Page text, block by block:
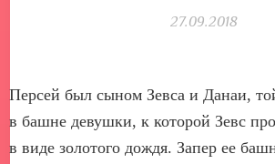
27.09.2018
Персей был сыном Зевса и Данаи,
в башне девушки, к которой Зевс
в виде золотого дождя. Запер ее